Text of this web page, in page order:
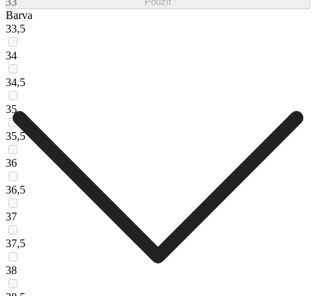
33,5
34
34,5
35
35,5
36
36,5
37
37,5
38
Barva